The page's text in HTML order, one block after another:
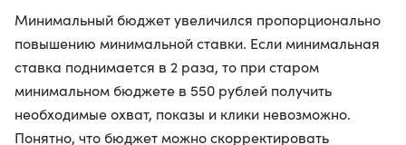
Минимальный бюджет увеличился пропорционально
повышению минимальной ставки. Если минимальная
ставка поднимается в 2 раза, то при старом
минимальном бюджете в 550 рублей получить
необходимые охват, показы и клики невозможно.
Понятно, что бюджет можно скорректировать